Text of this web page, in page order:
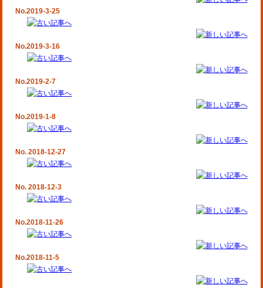
No.2019-3-25
No.2019-3-16
No.2019-2-7
No.2019-1-8
No. 2018-12-27
No. 2018-12-3
No.2018-11-26
No.2018-11-5